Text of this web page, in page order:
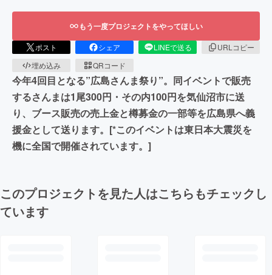
もう一度プロジェクトをやってほしい
ポスト シェア LINEで送る
URLコピー
埋め込み
QRコード
今年4回目となる”広島さんま祭り”。同イベントで販売
するさんまは1尾300円・その内100円を気仙沼市に送
り、ブース販売の売上金と樽募金の一部等を広島県へ義
援金として送ります。[*このイベントは東日本大震災を
機に全国で開催されています。]
このプロジェクトを見た人はこちらもチェックし
ています